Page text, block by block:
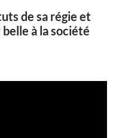
de sa régie et
à la société